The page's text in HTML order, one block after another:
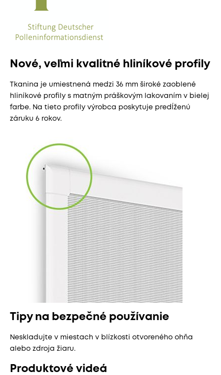
Nové, veľmi kvalitné hliníkové profily
Tkanina je umiestnená medzi 36 mm široké zaoblené
hliníkové profily s matným práškovým lakovaním v bielej
farbe. Na tieto profily výrobca poskytuje predĺženú
záruku 6 rokov.
Tipy na bezpečné používanie
Neskladujte v miestach v blízkosti otvoreného ohňa
alebo zdroja žiaru.
Produktové videá